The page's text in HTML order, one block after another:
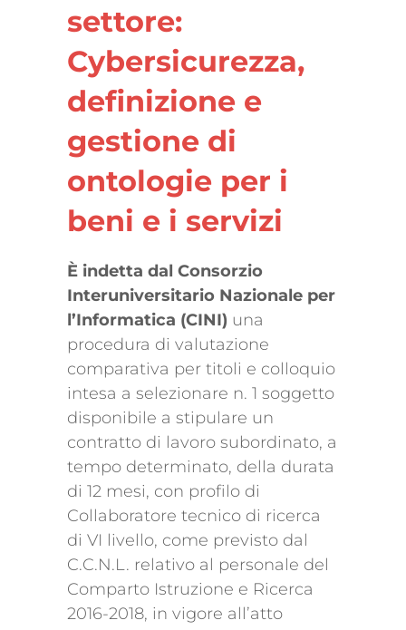
settore:
Cybersicurezza,
definizione e
gestione di
ontologie per i
beni e i servizi
È indetta dal Consorzio
Interuniversitario Nazionale per
l’Informatica (CINI) una
procedura di valutazione
comparativa per titoli e colloquio
intesa a selezionare n. 1 soggetto
disponibile a stipulare un
contratto di lavoro subordinato, a
tempo determinato, della durata
di 12 mesi, con profilo di
Collaboratore tecnico di ricerca
di VI livello, come previsto dal
C.C.N.L. relativo al personale del
Comparto Istruzione e Ricerca
2016-2018, in vigore all’atto